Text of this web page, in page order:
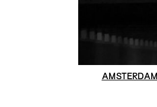
AMSTERDAM